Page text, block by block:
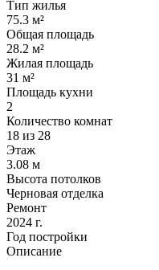
Тип жилья
75.3 м²
Общая площадь
28.2 м²
Жилая площадь
31 м²
Площадь кухни
2
Количество комнат
18 из 28
Этаж
3.08 м
Высота потолков
Черновая отделка
Ремонт
2024 г.
Год постройки
Описание